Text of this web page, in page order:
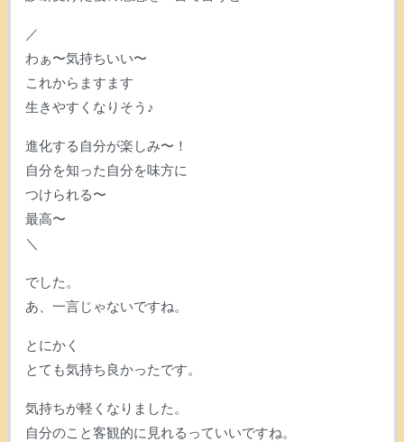
／
わぁ〜気持ちいい〜
これからますます
生きやすくなりそう♪
進化する自分が楽しみ〜！
自分を知った自分を味方に
つけられる〜
最高〜
＼
でした。
あ、一言じゃないですね。
とにかく
とても気持ち良かったです。
気持ちが軽くなりました。
自分のこと客観的に見れるっていいですね。